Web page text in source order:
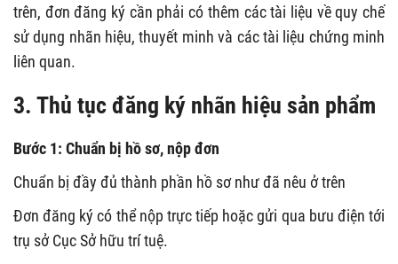
trên, đơn đăng ký cần phải có thêm các tài liệu về quy chế
sử dụng nhãn hiệu, thuyết minh và các tài liệu chứng minh
liên quan.
3. Thủ tục đăng ký nhãn hiệu sản phẩm
Bước 1: Chuẩn bị hồ sơ, nộp đơn
Chuẩn bị đầy đủ thành phần hồ sơ như đã nêu ở trên
Đơn đăng ký có thể nộp trực tiếp hoặc gửi qua bưu điện tới
trụ sở Cục Sở hữu trí tuệ.